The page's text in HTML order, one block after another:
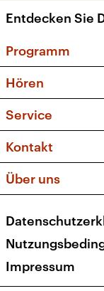
Entdecken Sie
Programm
Musikliste
Kakadu –
Hören
Service
FAQ
Apps
Newsletter
Kontakt
Social
Über uns
Presse
Karriere
Impressum